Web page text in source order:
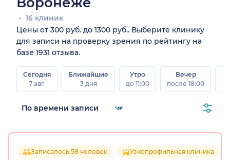
16 клиник
Цены от 300 руб. до 1300 руб.. Выберите клинику
для записи на проверку зрения по рейтингу на
базе 1931 отзыва.
Сегодня
7 авг.
Ближайшие
3 дня
Утро
до 11:00
Вечер
после 18:00
Записалось 58 человек Узкопрофильная клиника